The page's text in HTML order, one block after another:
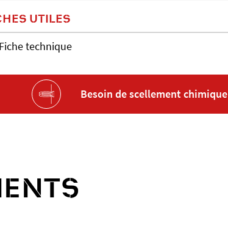
UTILES
Fiche technique
Besoin de scellement chimique